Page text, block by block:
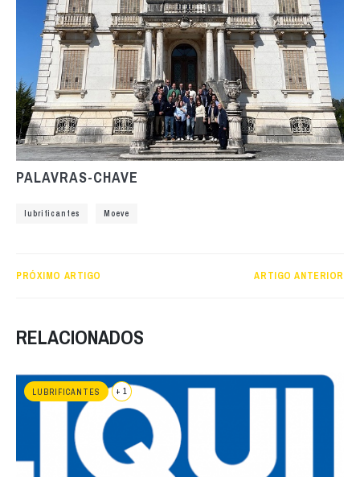
PALAVRAS-CHAVE
lubrificantes Moeve
PRÓXIMO ARTIGO ARTIGO ANTERIOR
RELACIONADOS
LUBRIFICANTES + 1